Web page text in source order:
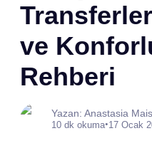
ve
Rehberi
Yazan: Anastasia
10 dk okuma•17 Ocak